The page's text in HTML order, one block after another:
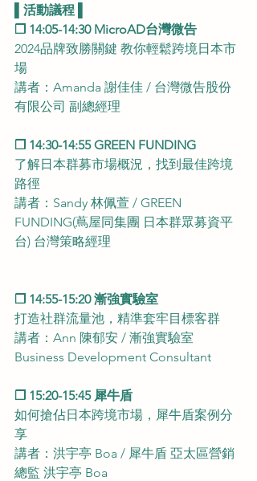
▌活動議程 ▌
❒ 14:05-14:30 MicroAD台灣微告
2024品牌致勝關鍵 教你輕鬆跨境日本市
場
講者：Amanda 謝佳佳 / 台灣微告股份
有限公司 副總經理
❒ 14:30-14:55 GREEN FUNDING
了解日本群募市場概況，找到最佳跨境
路徑
講者：Sandy 林佩萱 / GREEN
FUNDING(蔦屋同集團 日本群眾募資平
台) 台灣策略經理
❒ 14:55-15:20 漸強實驗室
打造社群流量池，精準套牢目標客群
講者：Ann 陳郁安 / 漸強實驗室
Business Development Consultant
❒ 15:20-15:45 犀牛盾
如何搶佔日本跨境市場，犀牛盾案例分
享
講者：洪宇亭 Boa / 犀牛盾 亞太區營銷
總監 洪宇亭 Boa